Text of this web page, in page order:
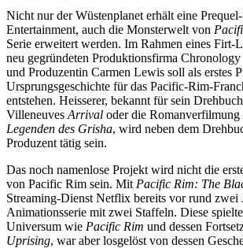
Nicht nur der Wüstenplanet erhält eine
Entertainment, auch die Monsterwelt von
Serie erweitert werden. Im Rahmen eines Firt-
neu gegründeten Produktionsfirma
und Produzentin Carmen Lewis soll als erstes
Ursprungsgeschichte für das Pacific-Rim-
entstehen. Heisserer, bekannt für sein
Villeneuves Arrival oder die Romanverfilmung
Legenden des Grisha, wird neben dem
Produzent tätig sein.
Das noch namenlose Projekt wird nicht die
von Pacific Rim sein. Mit Pacific Rim: The
Streaming-Dienst Netflix bereits vor rund zwei
Animationsserie mit zwei Staffeln. Diese
Universum wie Pacific Rim und dessen
Uprising, war aber losgelöst von dessen